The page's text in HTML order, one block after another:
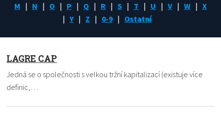
M
N O P Q R S T U V W
X
Y
Z 0-9 Ostatní
LAGRE CAP
Jedná se o společnosti s velkou tržní kapitalizací (existuje více
definic,…